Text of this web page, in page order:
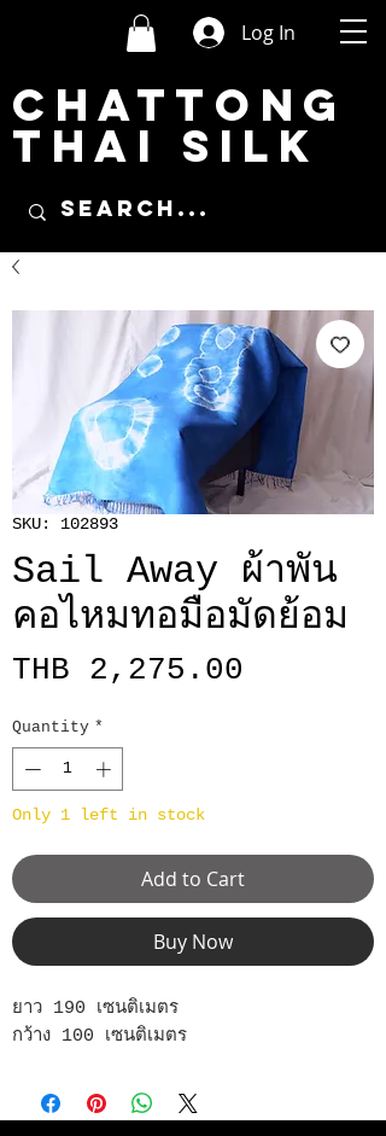
Log In
CHATTONG
THAI SILK
SKU: 102893
Sail Away ผ้าพัน
คอไหมทอมือมัดย้อม
THB 2,275.00
Quantity *
Only 1 left in stock
Add to Cart
Buy Now
ยาว 190 เซนติเมตร
กว้าง 100 เซนติเมตร